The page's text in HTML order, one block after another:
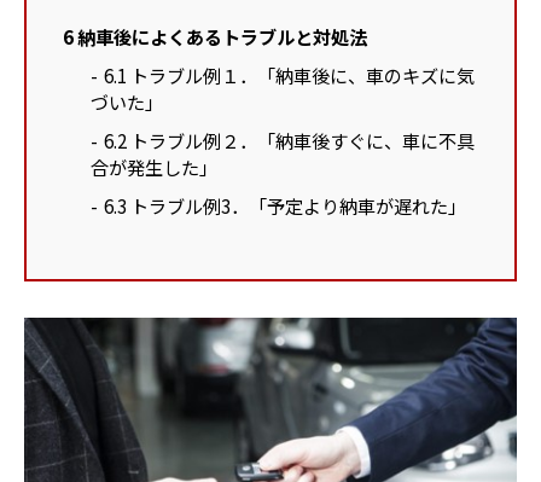
6納車後によくあるトラブルと対処法
6.1 トラブル例１．「納車後に、車のキズに気
づいた」
6.2トラブル例２．「納車後すぐに、車に不具
合が発生した」
6.3 トラブル例3．「予定より納車が遅れた」